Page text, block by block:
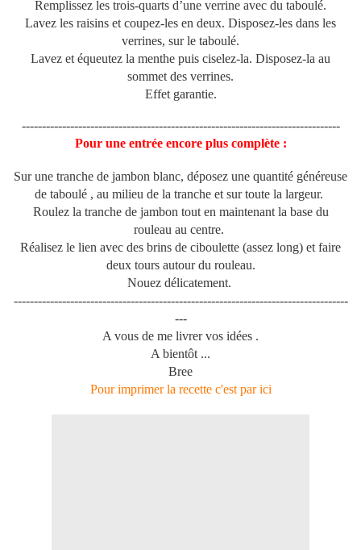
Remplissez les trois-quarts d’une verrine avec du taboulé.
Lavez les raisins et coupez-les en deux. Disposez-les dans les
verrines, sur le taboulé.
Lavez et équeutez la menthe puis ciselez-la. Disposez-la au
sommet des verrines.
Effet garantie.
-------------------------------------------------------------------------------
Pour une entrée encore plus complète :
Sur une tranche de jambon blanc, déposez une quantité généreuse
de taboulé , au milieu de la tranche et sur toute la largeur.
Roulez la tranche de jambon tout en maintenant la base du
rouleau au centre.
Réalisez le lien avec des brins de ciboulette (assez long) et faire
deux tours autour du rouleau.
Nouez délicatement.
-----------------------------------------------------------------------------------
---
A vous de me livrer vos idées .
A bientôt ...
Bree
Pour imprimer la recette c'est par ici